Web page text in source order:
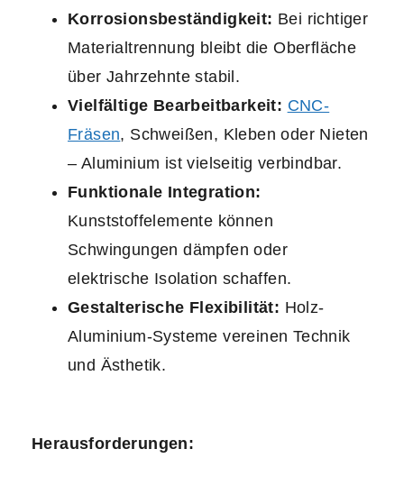
Korrosionsbeständigkeit: Bei richtiger
Materialtrennung bleibt die Oberfläche
über Jahrzehnte stabil.
Vielfältige Bearbeitbarkeit: CNC-
Fräsen, Schweißen, Kleben oder Nieten
– Aluminium ist vielseitig verbindbar.
Funktionale Integration:
Kunststoffelemente können
Schwingungen dämpfen oder
elektrische Isolation schaffen.
Gestalterische Flexibilität: Holz-
Aluminium-Systeme vereinen Technik
und Ästhetik.
Herausforderungen: